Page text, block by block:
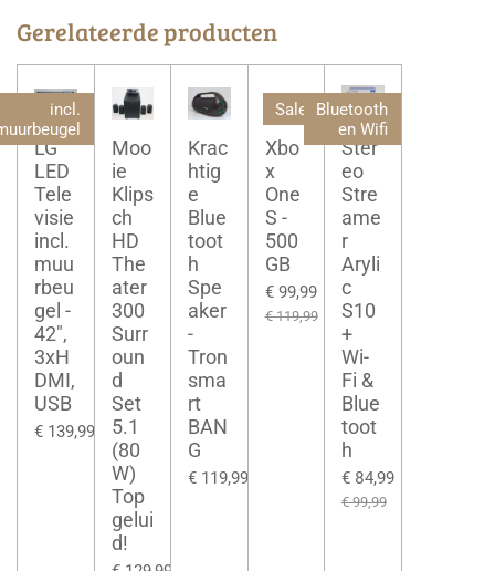
Gerelateerde producten
incl.
LG
LED
Tele
visie
incl.
muu
rbeu
gel -
42",
3xH
DMI,
USB
€ 139,99
Moo
ie
Klips
ch
HD
The
ater
300
Surr
oun
d
Set
5.1
(80
W)
Top
gelui
d!
Krac
htig
e
Blue
toot
h
Spe
aker
-
Tron
sma
rt
BAN
G
€ 119,99
Sale!
Xbo
x
One
S -
500
GB
€ 99,99
€ 119,99
Bluetooth
en Wifi
Ster
eo
Stre
ame
r
Aryli
c
S10
+
Wi-
Fi &
Blue
toot
h
€ 84,99
€ 99,99